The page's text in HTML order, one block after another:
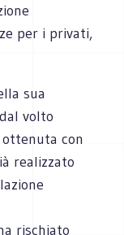
per i privati,
sua
volto
ottenuta con
realizzato
rischiato